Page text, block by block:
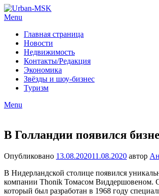
Menu
Главная страница
Новости
Недвижимость
Контакты/Редакция
Экономика
Звёзды и шоу-бизнес
Туризм
Menu
В Голландии появился
Опубликовано 13.08.202011.08.2020 автор
В Нидерландской столице появился
компании Thonik Томасом Виддершовеном.
который был разработан в 1968 году